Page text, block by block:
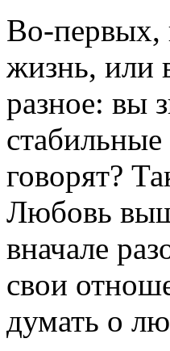
Во-первых,
жизнь, или
разное: вы
говорят?
Любовь
вначале
свои
думать о